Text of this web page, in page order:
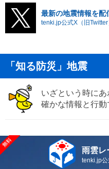
最新の地震情報を配
tenki.jp公式X（旧Twitter
「知る防災」地震
いざという時に
確かな情報と行
雨雲レ
tenki.jp